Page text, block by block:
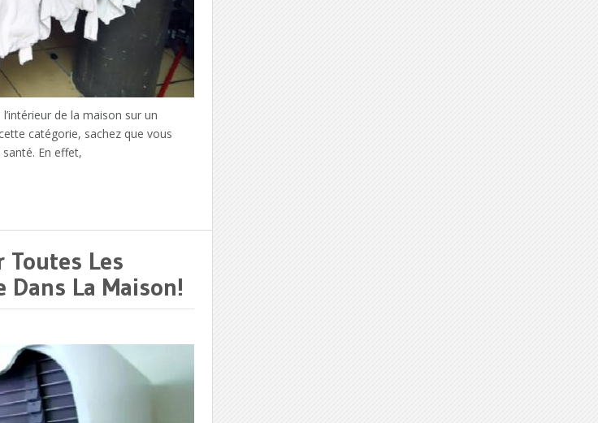
de la maison sur un
catégorie, sachez que vous
En effet,
Toutes Les
Dans La Maison!